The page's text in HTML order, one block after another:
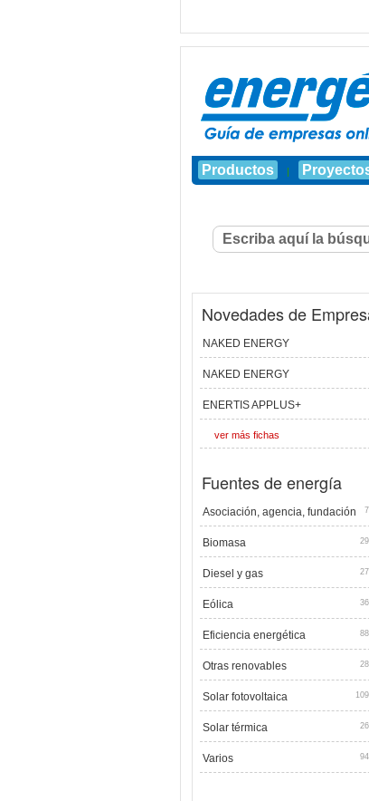
Productos |
Novedades de
NAKED ENERGY
NAKED ENERGY
ENERTIS APPLUS+
ver más fichas
Fuentes de energía
Asociación, agencia, fundación
Biomasa
Diesel y gas
Eólica
Eficiencia energética
Otras renovables
Solar fotovoltaica
Solar térmica
Varios